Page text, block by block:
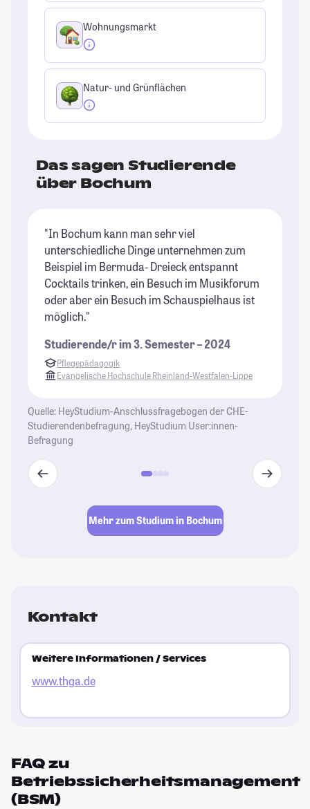
Wohnungsmarkt
Natur- und Grünflächen
Das sagen Studierende
über Bochum
"In Bochum kann man sehr viel
unterschiedliche Dinge unternehmen zum
Beispiel im Bermuda- Dreieck entspannt
Cocktails trinken, ein Besuch im Musikforum
oder aber ein Besuch im Schauspielhaus ist
möglich."
Studierende/r im 3. Semester – 2024
Pflegepädagogik
Evangelische Hochschule Rheinland-Westfalen-Lippe
Quelle: HeyStudium-Anschlussfragebogen der CHE-
Studierendenbefragung, HeyStudium User:innen-
Befragung
Mehr zum Studium in Bochum
Kontakt
Weitere Informationen / Services
www.thga.de
FAQ zu
Betriebssicherheitsmanagement
(BSM)